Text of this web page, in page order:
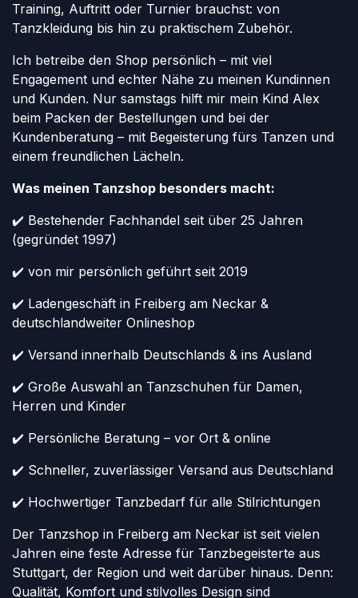
Training, Auftritt oder Turnier brauchst: von
Tanzkleidung bis hin zu praktischem Zubehör.
Ich betreibe den Shop persönlich – mit viel
Engagement und echter Nähe zu meinen Kundinnen
und Kunden. Nur samstags hilft mir mein Kind Alex
beim Packen der Bestellungen und bei der
Kundenberatung – mit Begeisterung fürs Tanzen und
einem freundlichen Lächeln.
Was meinen Tanzshop besonders macht:
✔️ Bestehender Fachhandel seit über 25 Jahren
(gegründet 1997)
✔️ von mir persönlich geführt seit 2019
✔️ Ladengeschäft in Freiberg am Neckar &
deutschlandweiter Onlineshop
✔️ Versand innerhalb Deutschlands & ins Ausland
✔️ Große Auswahl an Tanzschuhen für Damen,
Herren und Kinder
✔️ Persönliche Beratung – vor Ort & online
✔️ Schneller, zuverlässiger Versand aus Deutschland
✔️ Hochwertiger Tanzbedarf für alle Stilrichtungen
Der Tanzshop in Freiberg am Neckar ist seit vielen
Jahren eine feste Adresse für Tanzbegeisterte aus
Stuttgart, der Region und weit darüber hinaus. Denn:
Qualität, Komfort und stilvolles Design sind